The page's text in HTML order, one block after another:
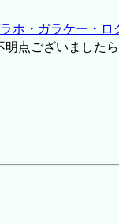
ホ・ガラケー・ロ
点ございました